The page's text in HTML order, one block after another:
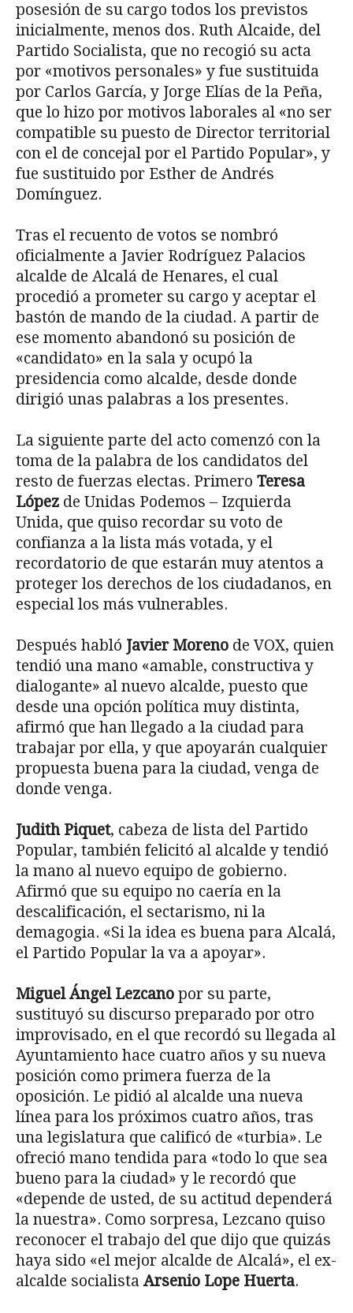
posesión de su cargo todos los previstos
inicialmente, menos dos. Ruth Alcaide, del
Partido Socialista, que no recogió su acta
por «motivos personales» y fue sustituida
por Carlos García, y Jorge Elías de la Peña,
que lo hizo por motivos laborales al «no ser
compatible su puesto de Director territorial
con el de concejal por el Partido Popular», y
fue sustituido por Esther de Andrés
Domínguez.
Tras el recuento de votos se nombró
oficialmente a Javier Rodríguez Palacios
alcalde de Alcalá de Henares, el cual
procedió a prometer su cargo y aceptar el
bastón de mando de la ciudad. A partir de
ese momento abandonó su posición de
«candidato» en la sala y ocupó la
presidencia como alcalde, desde donde
dirigió unas palabras a los presentes.
La siguiente parte del acto comenzó con la
toma de la palabra de los candidatos del
resto de fuerzas electas. Primero Teresa
López de Unidas Podemos – Izquierda
Unida, que quiso recordar su voto de
confianza a la lista más votada, y el
recordatorio de que estarán muy atentos a
proteger los derechos de los ciudadanos, en
especial los más vulnerables.
Después habló Javier Moreno de VOX, quien
tendió una mano «amable, constructiva y
dialogante» al nuevo alcalde, puesto que
desde una opción política muy distinta,
afirmó que han llegado a la ciudad para
trabajar por ella, y que apoyarán cualquier
propuesta buena para la ciudad, venga de
donde venga.
Judith Piquet, cabeza de lista del Partido
Popular, también felicitó al alcalde y tendió
la mano al nuevo equipo de gobierno.
Afirmó que su equipo no caería en la
descalificación, el sectarismo, ni la
demagogia. «Si la idea es buena para Alcalá,
el Partido Popular la va a apoyar».
Miguel Ángel Lezcano por su parte,
sustituyó su discurso preparado por otro
improvisado, en el que recordó su llegada al
Ayuntamiento hace cuatro años y su nueva
posición como primera fuerza de la
oposición. Le pidió al alcalde una nueva
línea para los próximos cuatro años, tras
una legislatura que calificó de «turbia». Le
ofreció mano tendida para «todo lo que sea
bueno para la ciudad» y le recordó que
«depende de usted, de su actitud dependerá
la nuestra». Como sorpresa, Lezcano quiso
reconocer el trabajo del que dijo que quizás
haya sido «el mejor alcalde de Alcalá», el ex-
alcalde socialista Arsenio Lope Huerta.